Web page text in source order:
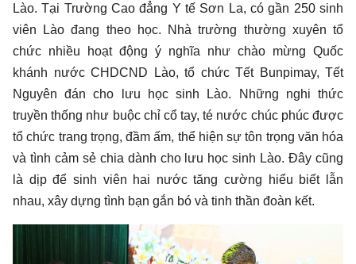
Lào. Tại Trường Cao đẳng Y tế Sơn La, có gần 250 sinh
viên Lào đang theo học. Nhà trường thường xuyên tổ
chức nhiều hoạt động ý nghĩa như chào mừng Quốc
khánh nước CHDCND Lào, tổ chức Tết Bunpimay, Tết
Nguyên đán cho lưu học sinh Lào. Những nghi thức
truyền thống như buộc chỉ cổ tay, té nước chúc phúc được
tổ chức trang trọng, đầm ấm, thể hiện sự tôn trọng văn hóa
và tình cảm sẻ chia dành cho lưu học sinh Lào. Đây cũng
là dịp để sinh viên hai nước tăng cường hiểu biết lẫn
nhau, xây dựng tình bạn gắn bó và tinh thần đoàn kết.